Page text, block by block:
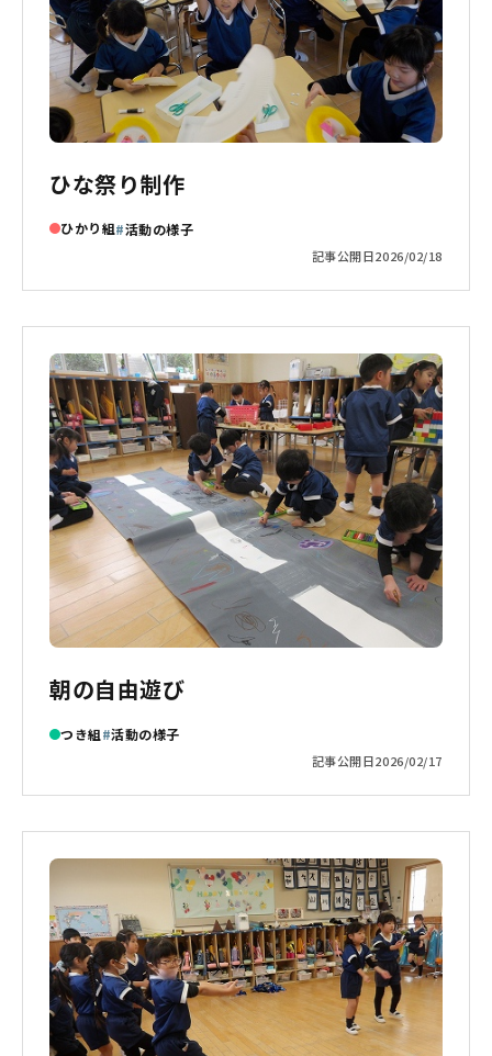
ひな祭り制作
ひかり組 活動の様子
記事公開日2026/02/18
朝の自由遊び
つき組 活動の様子
記事公開日2026/02/17